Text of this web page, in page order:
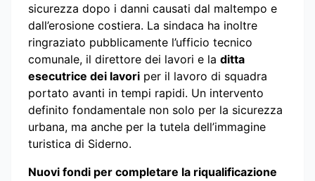
sicurezza dopo i danni causati dal maltempo e
dall’erosione costiera. La sindaca ha inoltre
ringraziato pubblicamente l’ufficio tecnico
comunale, il direttore dei lavori e la ditta
esecutrice dei lavori per il lavoro di squadra
portato avanti in tempi rapidi. Un intervento
definito fondamentale non solo per la sicurezza
urbana, ma anche per la tutela dell’immagine
turistica di Siderno.
Nuovi fondi per completare la riqualificazione